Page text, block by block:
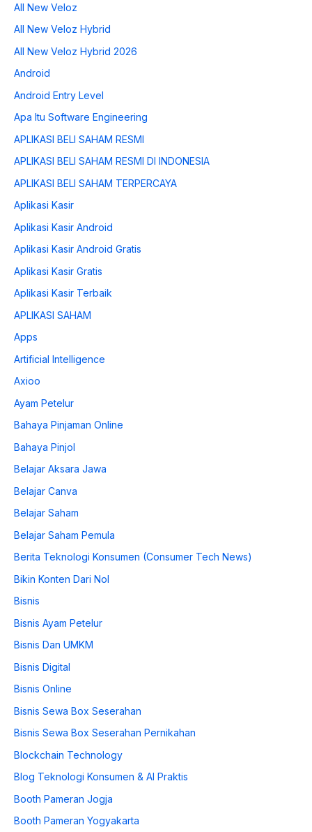
All New Veloz
All New Veloz Hybrid
All New Veloz Hybrid 2026
Android
Android Entry Level
Apa Itu Software Engineering
APLIKASI BELI SAHAM RESMI
APLIKASI BELI SAHAM RESMI DI INDONESIA
APLIKASI BELI SAHAM TERPERCAYA
Aplikasi Kasir
Aplikasi Kasir Android
Aplikasi Kasir Android Gratis
Aplikasi Kasir Gratis
Aplikasi Kasir Terbaik
APLIKASI SAHAM
Apps
Artificial Intelligence
Axioo
Ayam Petelur
Bahaya Pinjaman Online
Bahaya Pinjol
Belajar Aksara Jawa
Belajar Canva
Belajar Saham
Belajar Saham Pemula
Berita Teknologi Konsumen (Consumer Tech News)
Bikin Konten Dari Nol
Bisnis
Bisnis Ayam Petelur
Bisnis Dan UMKM
Bisnis Digital
Bisnis Online
Bisnis Sewa Box Seserahan
Bisnis Sewa Box Seserahan Pernikahan
Blockchain Technology
Blog Teknologi Konsumen & AI Praktis
Booth Pameran Jogja
Booth Pameran Yogyakarta